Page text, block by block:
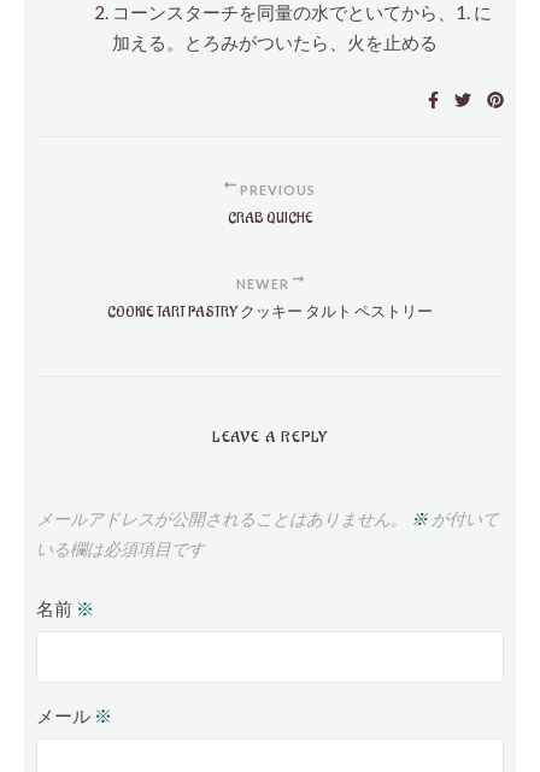
コーンスターチを同量の水でといてから、1. に
加える。とろみがついたら、火を止める
PREVIOUS
CRAB QUICHE
NEWER
COOKIE TART PASTRY クッキー タルト ペストリー
LEAVE A REPLY
メールアドレスが公開されることはありません。 ※が付いて
いる欄は必須項目です
名前 ※
メール ※